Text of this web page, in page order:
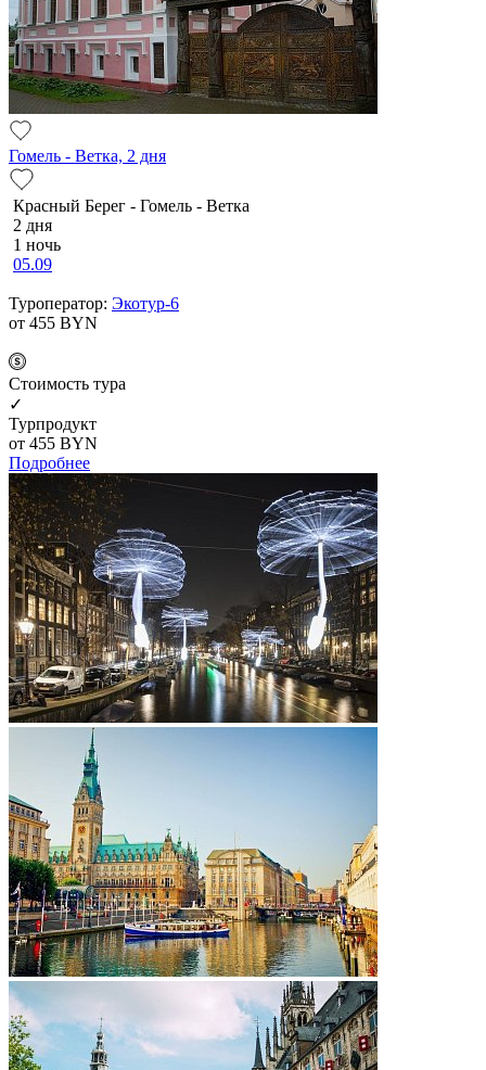
Гомель - Ветка, 2 дня
Красный Берег - Гомель - Ветка
2 дня
1 ночь
05.09
Туроператор: Экотур-6
от 455 BYN
Cтоимость тура
✓
Турпродукт
от 455 BYN
Подробнее